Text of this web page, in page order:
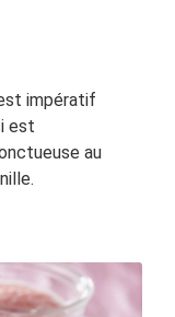
impératif
est
au